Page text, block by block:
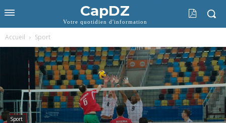
CapDZ
Votre quotidien d'information
Accueil Sport
Sport